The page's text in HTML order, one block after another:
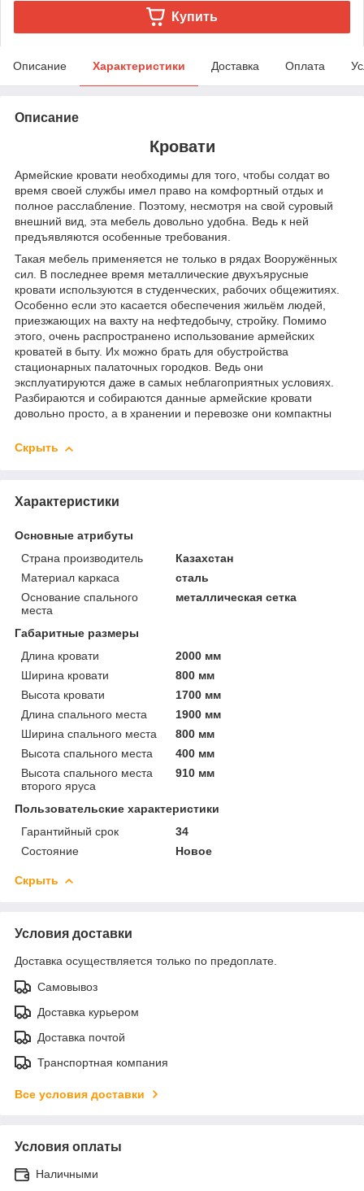
Купить
Описание Характеристики Доставка Оплата
Описание
Кровати
Армейские кровати необходимы для того, чтобы солдат во
время своей службы имел право на комфортный отдых и
полное расслабление. Поэтому, несмотря на свой суровый
внешний вид, эта мебель довольно удобна. Ведь к ней
предъявляются особенные требования.
Такая мебель применяется не только в рядах Вооружённых
сил. В последнее время металлические двухъярусные
кровати используются в студенческих, рабочих общежитиях.
Особенно если это касается обеспечения жильём людей,
приезжающих на вахту на нефтедобычу, стройку. Помимо
этого, очень распространено использование армейских
кроватей в быту. Их можно брать для обустройства
стационарных палаточных городков. Ведь они
эксплуатируются даже в самых неблагоприятных условиях.
Разбираются и собираются данные армейские кровати
довольно просто, а в хранении и перевозке они компактны
Скрыть
Характеристики
Основные атрибуты
Страна производитель
Казахстан
Материал каркаса
сталь
Основание спального
места
металлическая сетка
Габаритные размеры
Длина кровати
2000 мм
Ширина кровати
800 мм
Высота кровати
1700 мм
Длина спального места
1900 мм
Ширина спального места
800 мм
Высота спального места
400 мм
Высота спального места
второго яруса
910 мм
Пользовательские характеристики
Гарантийный срок
34
Состояние
Новое
Скрыть
Условия доставки
Доставка осуществляется только по предоплате.
Самовывоз
Доставка курьером
Доставка почтой
Транспортная компания
Все условия доставки
Условия оплаты
Наличными